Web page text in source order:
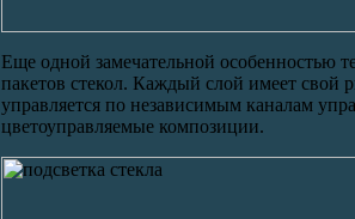
Еще одной замечательной особенностью
пакетов стекол. Каждый слой имеет
управляется по независимым каналам
цветоуправляемые композиции.